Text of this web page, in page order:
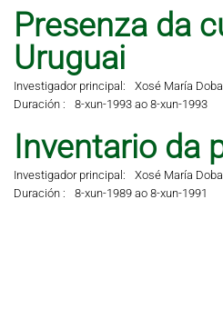
Presenza da
Uruguai
Investigador principal:
Xosé María
Duración :
8-xun-1993 ao 8-xun-1993
Inventario da
Investigador principal:
Xosé María
Duración :
8-xun-1989 ao 8-xun-1991